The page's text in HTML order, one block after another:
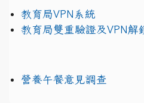
教育局VPN系統
教育局雙重驗證及VPN解
營養午餐意見調查